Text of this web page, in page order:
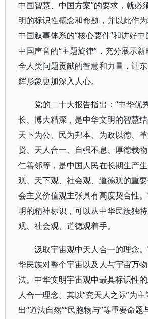
中国智慧、中国方案”的要求，就必
明的标识性概念和命题，并以此作为
中国叙事体系的“核心要件”和讲好
中国声音的“主题旋律”，充分展示
全人类问题贡献的智慧和力量，让
辉形象更加深入人心。
党的二十大报告指出：“中华优
长、博大精深，是中华文明的智慧
天下为公、民为邦本、为政以德、
贤、天人合一、自强不息、厚德载
仁善邻等，是中国人民在长期生产
观、天下观、社会观、道德观的重
会主义价值观主张具有高度契合性
明的精神标识，可以从中华民族独
观、社会观、道德观着手。
汲取宇宙观中天人合一的理念
华民族对整个宇宙以及人与宇宙万
法。中华文明宇宙观中最具标识性
人合一理念。其以“究天人之际”为
出“道法自然”“民胞物与”等重要命